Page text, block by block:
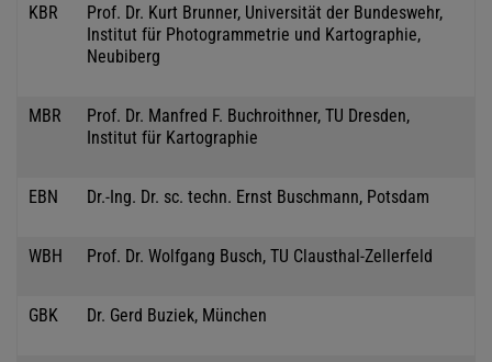
KBR
Prof. Dr. Kurt Brunner, Universität der Bundeswehr,
Institut für Photogrammetrie und Kartographie,
Neubiberg
MBR
Prof. Dr. Manfred F. Buchroithner, TU Dresden,
Institut für Kartographie
EBN Dr.-Ing. Dr. sc. techn. Ernst Buschmann, Potsdam
WBH Prof. Dr. Wolfgang Busch, TU Clausthal-Zellerfeld
GBK Dr. Gerd Buziek, München